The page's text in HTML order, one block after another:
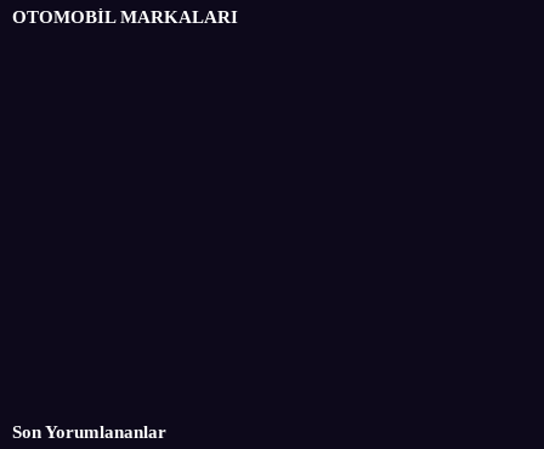
OTOMOBİL MARKALARI
Son Yorumlananlar